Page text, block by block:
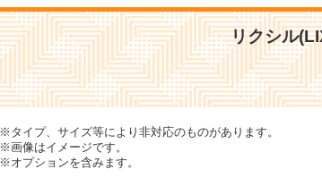
標準仕様モデル 標準仕様モデル
スライドバー 照明
リクシル
※タイプ、サイズ等により非対応のものがあります。
※画像はイメージです。
※オプションを含みます。